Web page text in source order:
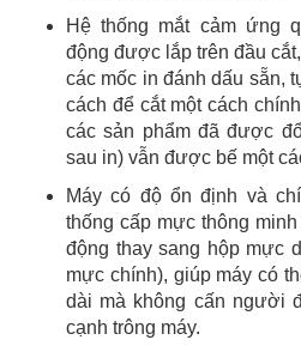
Hệ thống mắt cảm ứng
động được lắp trên đầu
các mốc in đánh dấu sẵn,
cách để cắt một cách
các sản phẩm đã được
sau in) vẫn được bế một
Máy có độ ổn định và
thống cấp mực thông
động thay sang hộp mực
mực chính), giúp máy có
dài mà không cấn người
cạnh trông máy.